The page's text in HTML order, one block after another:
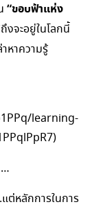
“ขอบฟ้าแห่ง
งจะอยู่ในโลกนี้
หาความรู้
learning-
หลักการในการ